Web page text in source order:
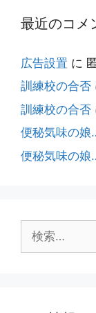
最近のコメ
広告設置 に
訓練校の合否
訓練校の合否
便秘気味の娘
便秘気味の娘
索: